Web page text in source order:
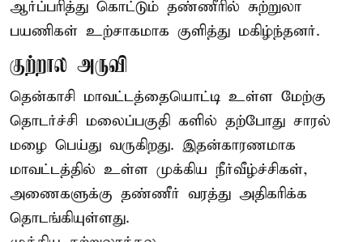
ஆர்ப்பரித்து கொட்டும் தண்ணீரில் சுற்றுலா
பயணிகள் உற்சாகமாக குளித்து மகிழ்ந்தனர்.
குற்றால அருவி
தென்காசி மாவட்டத்தையொட்டி உள்ள மேற்கு
தொடர்ச்சி மலைப்பகுதி களில் தற்போது சாரல்
மழை பெய்து வருகிறது. இதன்காரணமாக
மாவட்டத்தில் உள்ள முக்கிய நீர்வீழ்ச்சிகள்,
அணைகளுக்கு தண்ணீர் வரத்து அதிகரிக்க
தொடங்கியுள்ளது.